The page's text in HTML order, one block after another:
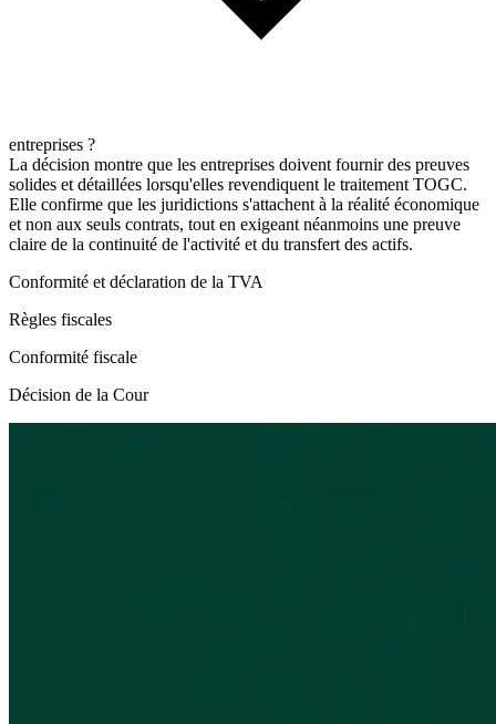
entreprises ?
La décision montre que les entreprises doivent fournir des preuves
solides et détaillées lorsqu'elles revendiquent le traitement TOGC.
Elle confirme que les juridictions s'attachent à la réalité économique
et non aux seuls contrats, tout en exigeant néanmoins une preuve
claire de la continuité de l'activité et du transfert des actifs.
Conformité et déclaration de la TVA
Règles fiscales
Conformité fiscale
Décision de la Cour